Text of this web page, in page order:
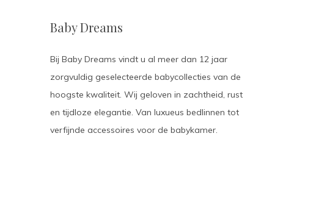
Baby Dreams
Bij Baby Dreams vindt u al meer dan 12 jaar
zorgvuldig geselecteerde babycollecties van de
hoogste kwaliteit. Wij geloven in zachtheid, rust
en tijdloze elegantie. Van luxueus bedlinnen tot
verfijnde accessoires voor de babykamer.